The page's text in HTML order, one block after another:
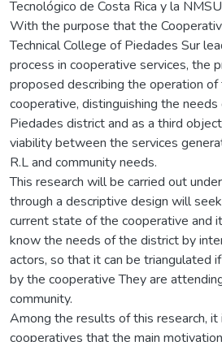
Tecnológico de Costa Rica y la
With the purpose that the
Technical College of Piedades Sur
process in cooperative services, the
proposed describing the operation
cooperative, distinguishing the
Piedades district and as a third
viability between the services
R.L and community needs.
This research will be carried out
through a descriptive design will
current state of the cooperative and
know the needs of the district by
actors, so that it can be triangulated
by the cooperative They are
community.
Among the results of this research,
cooperatives that the main